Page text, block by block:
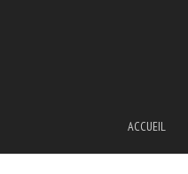
ACCUEIL